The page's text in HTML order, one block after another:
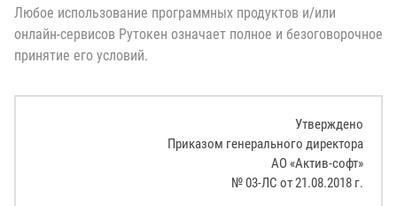
Любое использование программных продуктов и/или
онлайн-сервисов Рутокен означает полное и безоговорочное
принятие его условий.
Утверждено
Приказом генерального директора
АО «Актив-софт»
№ 03-ЛС от 21.08.2018 г.